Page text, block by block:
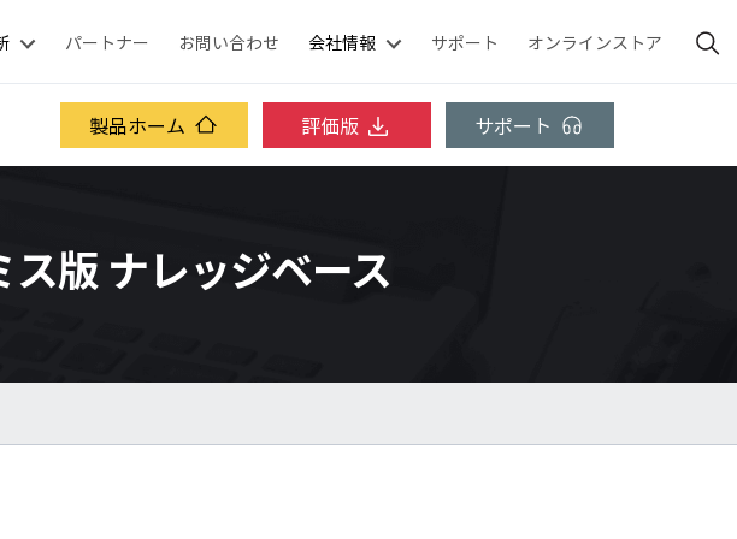
パートナー お問い合わせ 会社情報 サポート オンラインストア
製品ホーム 評価版 サポート
版 ナレッジベース